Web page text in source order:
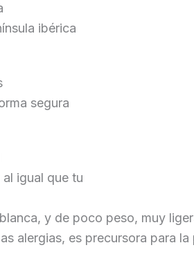
ibérica
segura
igual que tu
y de poco peso, muy
alergias, es precursora para